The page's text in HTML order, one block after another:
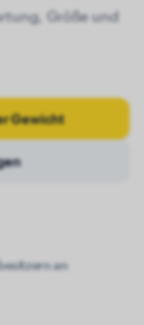
Größe und
Gewicht
an